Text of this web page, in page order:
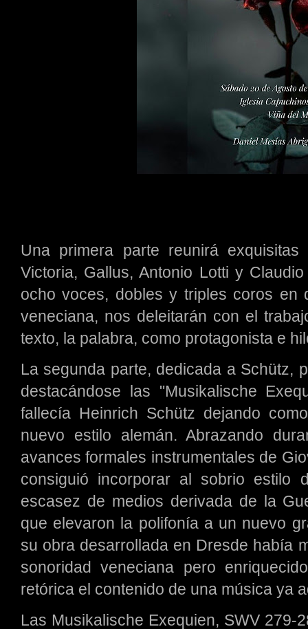
Una primera parte reunirá
Victoria, Gallus, Antonio Lotti y
ocho voces, dobles y triples coros en
veneciana, nos deleitarán con el
texto, la palabra, como protagonista e
La segunda parte, dedicada a Schütz,
destacándose las "Musikalische
fallecía Heinrich Schütz dejando
nuevo estilo alemán. Abrazando
avances formales instrumentales de
consiguió incorporar al sobrio estilo
escasez de medios derivada de la
que elevaron la polifonía a un nuevo
su obra desarrollada en Dresde había
sonoridad veneciana pero
retórica el contenido de una música ya
Las Musikalische Exequien, SWV 279-